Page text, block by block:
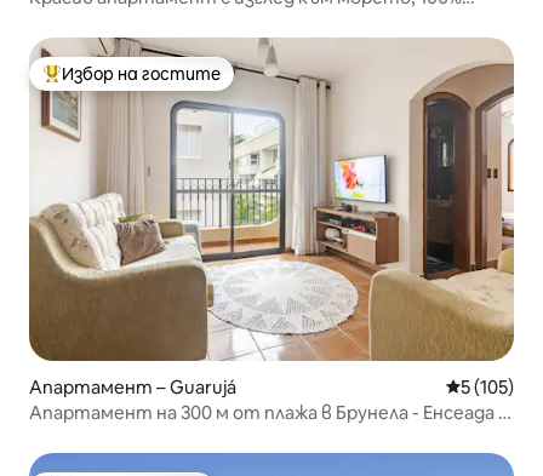
Най-популярен избор на гостите
Избор на гостите
Апартамент – Guarujá Средна
5 (105)
Апартамент на 300 м от плажа в Брунела - Енсеада -